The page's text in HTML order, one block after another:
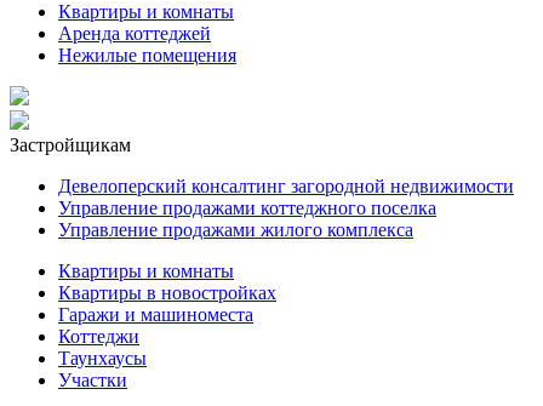
Квартиры и комнаты
Аренда коттеджей
Нежилые помещения
Застройщикам
Девелоперский консалтинг загородной недвижимости
Управление продажами коттеджного поселка
Управление продажами жилого комплекса
Квартиры и комнаты
Квартиры в новостройках
Гаражи и машиноместа
Коттеджи
Таунхаусы
Участки